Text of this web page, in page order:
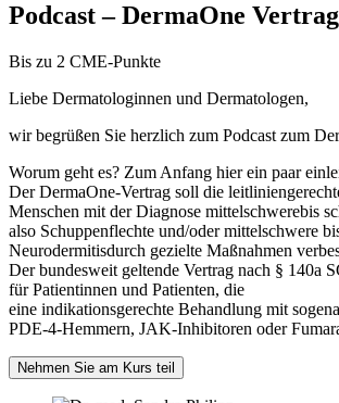
Podcast – DermaOne Vertrag
Bis zu 2 CME-Punkte
Liebe Dermatologinnen und Dermatologen,
wir begrüßen Sie herzlich zum Podcast zum
Worum geht es? Zum Anfang hier ein paar
Der DermaOne-Vertrag soll die
Menschen mit der Diagnose mittelschwerebis
also Schuppenflechte und/oder mittelschwere
Neurodermitisdurch gezielte Maßnahmen
Der bundesweit geltende Vertrag nach § 140a
für Patientinnen und Patienten, die
eine indikationsgerechte Behandlung mit
PDE-4-Hemmern, JAK-Inhibitoren oder
Nehmen Sie am Kurs teil